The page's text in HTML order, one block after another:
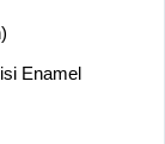
Enamel